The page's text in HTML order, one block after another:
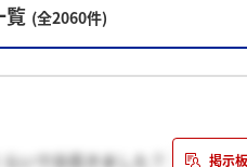
投票する
で知ろう！業界・企業研究
覧 (全2060件)
いで合否きました？